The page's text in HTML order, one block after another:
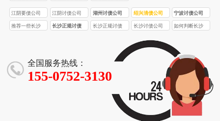
江阴要债公司 江阴讨债公司 湖州讨债公司 绍兴清债公司 宁波讨债公司
推荐一些长沙
长沙正规讨债
长沙正规讨债
长沙讨债公司
怎样的？
如何判断长沙
是否合理？
全国服务热线：
155-0752-3130